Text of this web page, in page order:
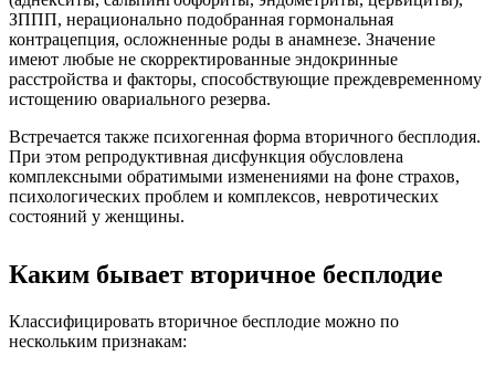
ЗППП, нерационально подобранная гормональная
контрацепция, осложненные роды в анамнезе. Значение
имеют любые не скорректированные эндокринные
расстройства и факторы, способствующие преждевременному
истощению овариального резерва.
Встречается также психогенная форма вторичного бесплодия.
При этом репродуктивная дисфункция обусловлена
комплексными обратимыми изменениями на фоне страхов,
психологических проблем и комплексов, невротических
состояний у женщины.
Каким бывает вторичное бесплодие
Классифицировать вторичное бесплодие можно по
нескольким признакам: